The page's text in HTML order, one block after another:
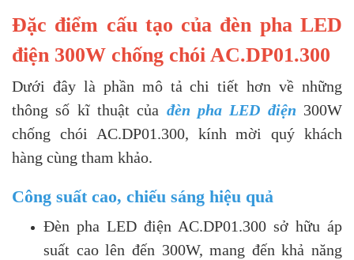
Đặc điểm cấu tạo của đèn pha LED
điện 300W chống chói AC.DP01.300
Dưới đây là phần mô tả chi tiết hơn về những
thông số kĩ thuật của đèn pha LED điện 300W
chống chói AC.DP01.300, kính mời quý khách
hàng cùng tham khảo.
Công suất cao, chiếu sáng hiệu quả
Đèn pha LED điện AC.DP01.300 sở hữu áp
suất cao lên đến 300W, mang đến khả năng